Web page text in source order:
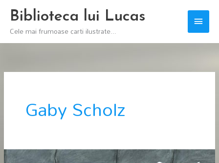
Skip
content
Biblioteca lui Lucas
Cele mai frumoase carti ilustrate...
Main
Gaby Scholz